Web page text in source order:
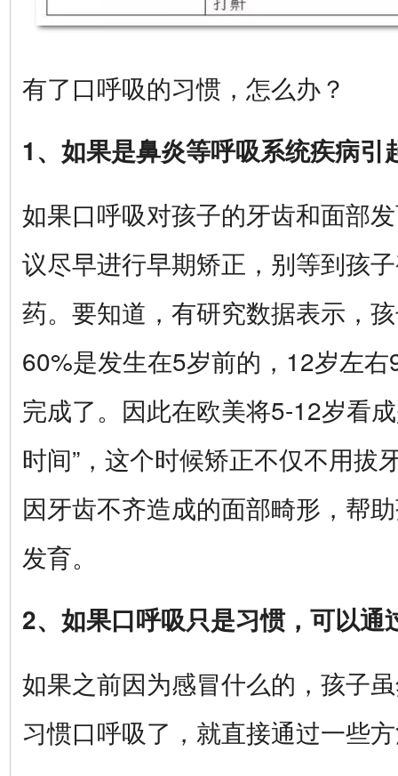
有了口呼吸的习惯，怎么办？
1、如果是鼻炎等呼吸系统疾病引
如果口呼吸对孩子的牙齿和面部
议尽早进行早期矫正，别等到孩
药。要知道，有研究数据表示，
60%是发生在5岁前的，12岁左
完成了。因此在欧美将5-12岁看
时间”，这个时候矫正不仅不用拔
因牙齿不齐造成的面部畸形，帮
发育。
2、如果口呼吸只是习惯，可以通
如果之前因为感冒什么的，孩子
习惯口呼吸了，就直接通过一些